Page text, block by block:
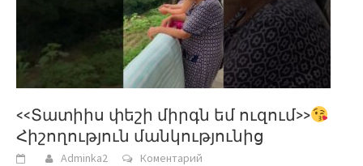
<<Տատիիս փեշի միրգն եմ ուզում>>
Հիշողություն մանկությունից
Adminka2 Коментарий